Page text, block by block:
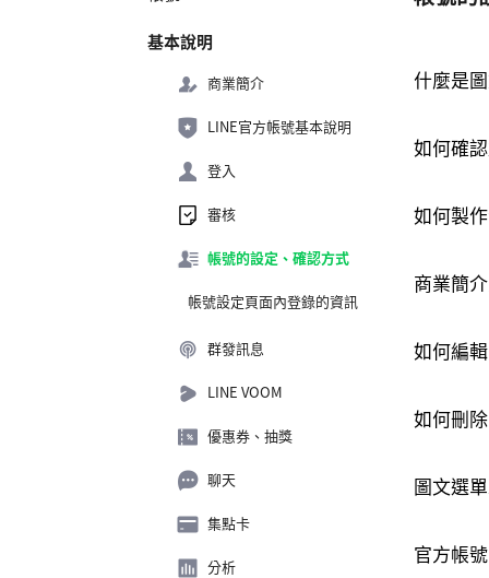
基本說明
商業簡介
LINE官方帳號基本說明
登入
審核
帳號的設定、確認方式
帳號設定頁面內登錄的資訊
群發訊息
LINE VOOM
優惠券、抽獎
聊天
集點卡
分析
什麼是
如何確
如何製
商業簡
如何編
如何刪
圖文選
官方帳